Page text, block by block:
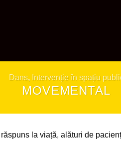
Dans, Intervenție în spațiu
MOVEMENTAL
la viață, alături de